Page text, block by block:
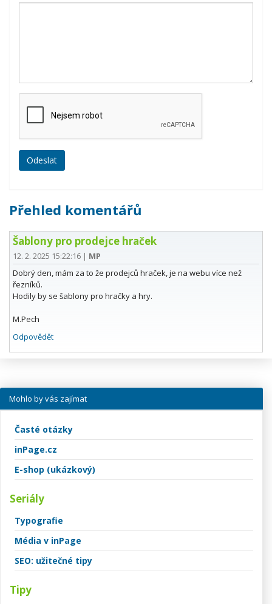
Přehled komentářů
Šablony pro prodejce hraček
12. 2. 2025 15:22:16 | MP
Dobrý den, mám za to že prodejců hraček, je na webu více než
řezníků.
Hodily by se šablony pro hračky a hry.
M.Pech
Odpovědět
Mohlo by vás zajímat
Časté otázky
inPage.cz
E-shop (ukázkový)
Seriály
Typografie
Média v inPage
SEO: užitečné tipy
Tipy